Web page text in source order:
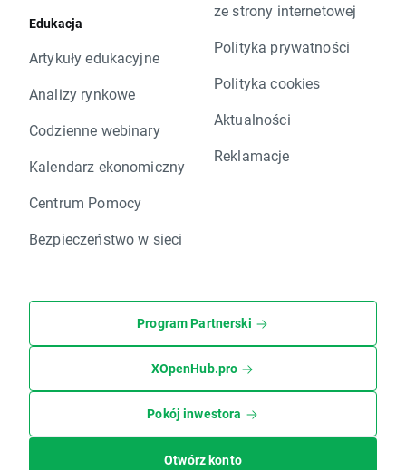
Edukacja
Artykuły edukacyjne
Analizy rynkowe
Codzienne webinary
Kalendarz ekonomiczny
Centrum Pomocy
Bezpieczeństwo w sieci
ze strony internetowej
Polityka prywatności
Polityka cookies
Aktualności
Reklamacje
Program Partnerski
XOpenHub.pro
Pokój inwestora
Otwórz konto